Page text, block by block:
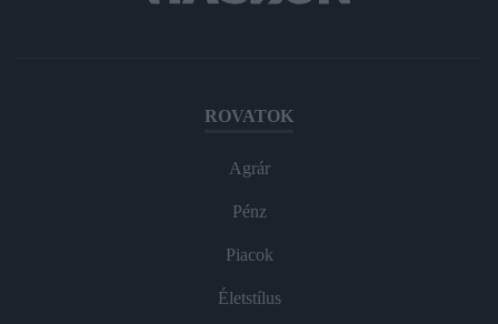
ROVATOK
Agrár
Pénz
Piacok
Életstílus